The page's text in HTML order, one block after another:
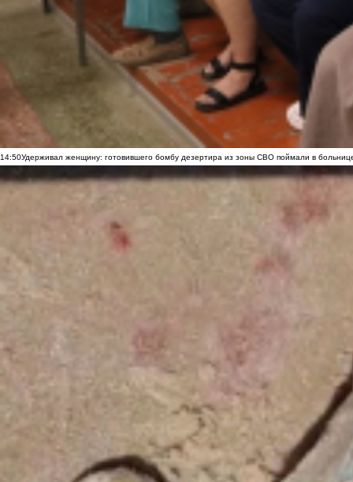
14:50Удерживал женщину: готовившего бомбу дезертира из зоны СВО поймали в